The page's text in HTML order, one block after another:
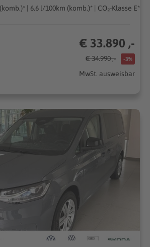
| 6.6 l/100km (komb.)* | CO₂-Klasse E*
€ 33.890 ,-
€ 34.990 ,- -3%
MwSt. ausweisbar